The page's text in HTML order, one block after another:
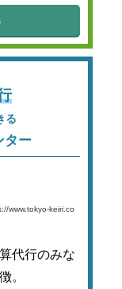
る
ター
www.tokyo-keiri.co
代行のみな
。